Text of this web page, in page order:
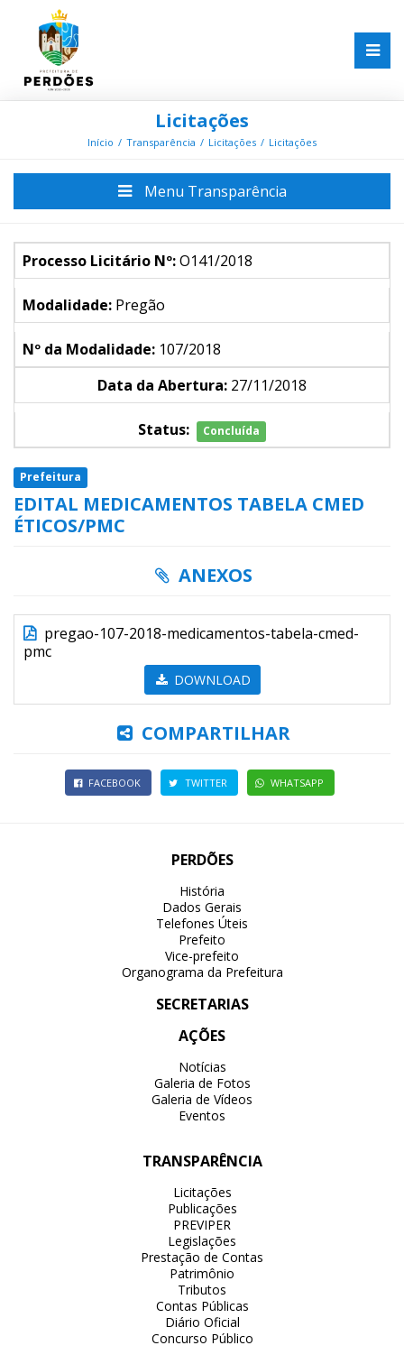
Licitações
Início Transparência Licitações Licitações
Menu Transparência
Processo Licitário Nº:O141/2018
Modalidade: Pregão
Nº da Modalidade: 107/2018
Data da Abertura: 27/11/2018
Status: Concluída
Prefeitura
EDITAL MEDICAMENTOS TABELA CMED
ÉTICOS/PMC
ANEXOS
pregao-107-2018-medicamentos-tabela-cmed-
pmc
DOWNLOAD
COMPARTILHAR
FACEBOOK TWITTER WHATSAPP
PERDÕES
História
Dados Gerais
Telefones Úteis
Prefeito
Vice-prefeito
Organograma da Prefeitura
SECRETARIAS
AÇÕES
Notícias
Galeria de Fotos
Galeria de Vídeos
Eventos
TRANSPARÊNCIA
Licitações
Publicações
PREVIPER
Legislações
Prestação de Contas
Patrimônio
Tributos
Contas Públicas
Diário Oficial
Concurso Público